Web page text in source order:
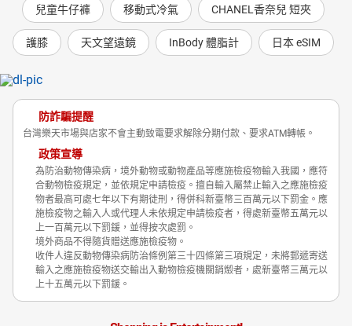
兒童牛仔褲 移動式冷氣 CHANEL香奈兒 短夾
護膝 天文望遠鏡 InBody 體脂計 日本 eSIM
防詐騙提醒
台灣樂天市場與店家不會主動致電要求解除分期付款、要求ATM轉帳。
政策宣導
為防治動物傳染病，境外動物或動物產品等應施檢疫物輸入我國，應符
合動物檢疫規定，並依規定申請檢疫。擅自輸入屬禁止輸入之應施檢疫
物者最高可處七年以下有期徒刑，得併科新臺幣三百萬元以下罰金。應
施檢疫物之輸入人或代理人未依規定申請檢疫者，得處新臺幣五萬元以
上一百萬元以下罰鍰，並得按次處罰。
境外商品不得隨貨贈送應施檢疫物。
收件人違反動物傳染病防治條例第三十四條第三項規定，未將郵遞寄送
輸入之應施檢疫物送交輸出入動物檢疫機關銷燬者，處新臺幣三萬元以
上十五萬元以下罰鍰。